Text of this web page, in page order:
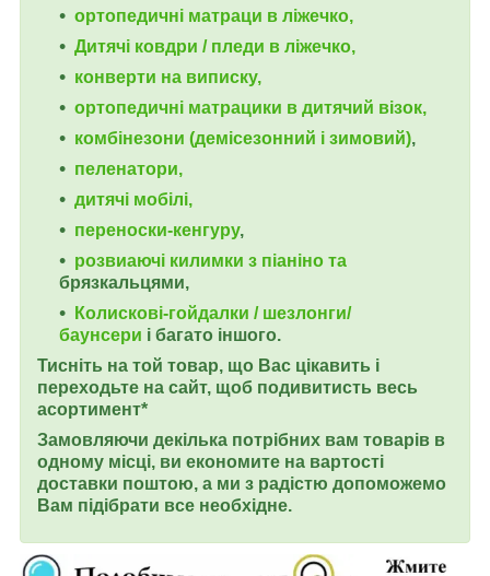
ортопедичні матраци в ліжечко,
Дитячі ковдри / пледи в ліжечко,
конверти на виписку,
ортопедичні матрацики в дитячий візок,
комбінезони (демісезонний і зимовий),
пеленатори,
дитячі мобілі,
переноски-кенгуру,
розвиаючі килимки з піаніно та
брязкальцями,
Колискові-гойдалки / шезлонги/
баунсери і багато іншого.
Тисніть на той товар, що Вас цікавить і
переходьте на сайт, щоб подивитисть весь
асортимент*
Замовляючи декілька потрібних вам товарів в
одному місці, ви економите на вартості
доставки поштою, а ми з радістю допоможемо
Вам підібрати все необхідне.